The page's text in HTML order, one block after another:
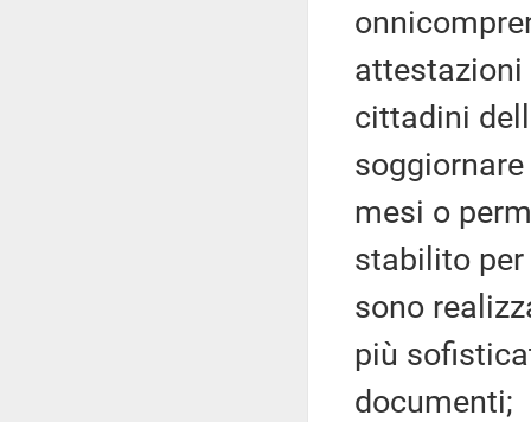
cittadini
mesi o
stabilito
sono
più
documenti;